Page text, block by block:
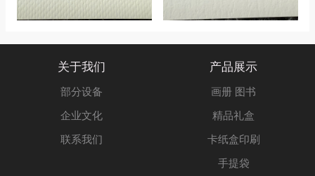
关于我们
部分设备
企业文化
联系我们
产品展示
画册 图书
精品礼盒
卡纸盒印刷
手提袋